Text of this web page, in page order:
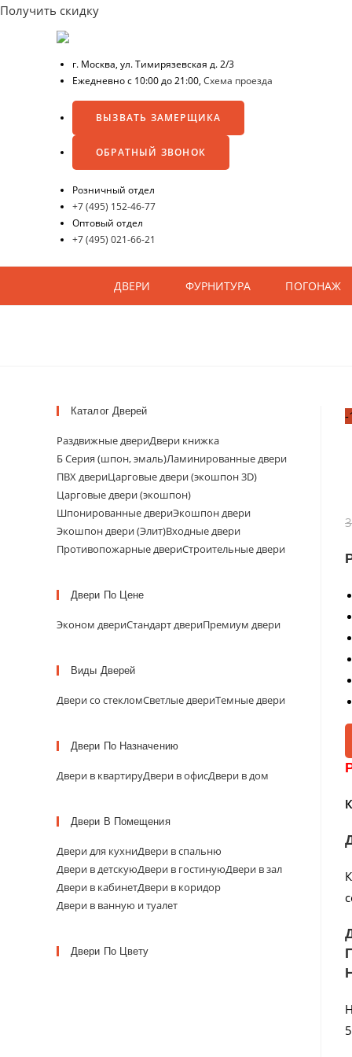
Получить скидку
г. Москва, ул. Тимирязевская д. 2/3
Ежедневно с 10:00 до 21:00, Схема проезда
ВЫЗВАТЬ ЗАМЕРЩИКА
ОБРАТНЫЙ ЗВОНОК
Розничный отдел
+7 (495) 152-46-77
Оптовый отдел
+7 (495) 021-66-21
ДВЕРИ ФУРНИТУРА ПОГОНАЖ
-
Каталог Дверей
Раздвижные двериДвери книжка
Б Серия (шпон, эмаль)Ламинированные двери
ПВХ двериЦарговые двери (экошпон 3D)
Царговые двери (экошпон)
Шпонированные двериЭкошпон двери
Экошпон двери (Элит)Входные двери
Противопожарные двериСтроительные двери
Двери По Цене
Эконом двериСтандарт двериПремиум двери
Виды Дверей
Двери со стекломСветлые двериТемные двери
Двери По Назначению
Двери в квартируДвери в офисДвери в дом
Двери В Помещения
Двери для кухниДвери в спальню
Двери в детскуюДвери в гостинуюДвери в зал
Двери в кабинетДвери в коридор
Двери в ванную и туалет
Двери По Цвету